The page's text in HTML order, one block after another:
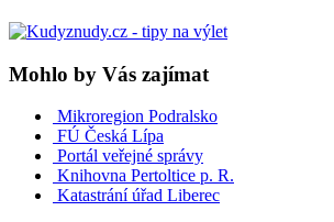
Mohlo by Vás zajímat
Mikroregion Podralsko
FÚ Česká Lípa
Portál veřejné správy
Knihovna Pertoltice p. R.
Katastrání úřad Liberec